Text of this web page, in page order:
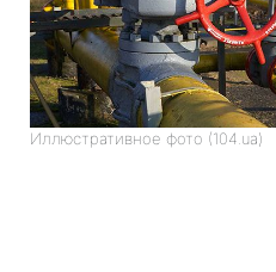
Иллюстративное фото (104.ua)